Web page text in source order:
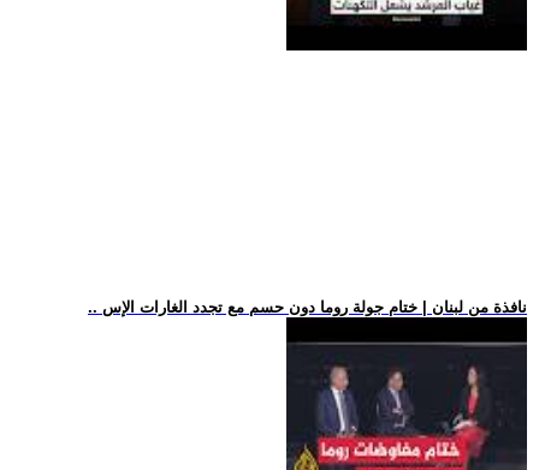
.. نافذة من لبنان | ختام جولة روما دون حسم مع تجدد الغارات الإس